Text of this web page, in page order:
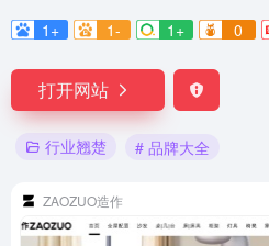
1+
1- 1+ 0
打开网站
行业翘楚 # 品牌大全
ZAOZUO造作